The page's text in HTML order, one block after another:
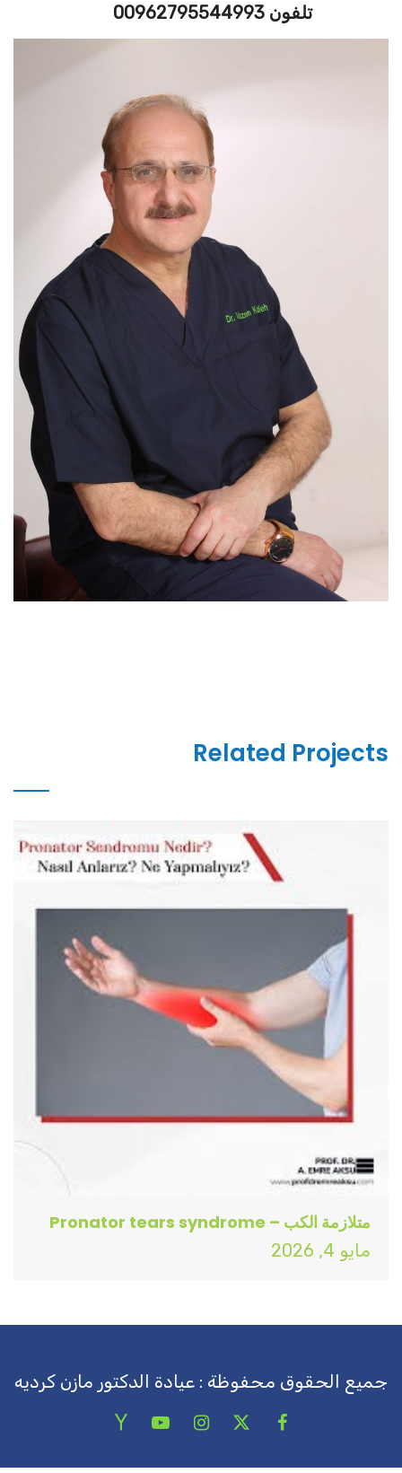
تلفون 00962795544993
Related Projects
متلازمة الكب – Pronator tears syndrome
مايو 4, 2026
جميع الحقوق محفوظة : عيادة الدكتور مازن كرديه